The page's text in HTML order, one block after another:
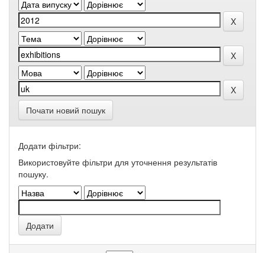
Почати новий пошук
Додати фільтри:
Використовуйте фільтри для уточнення результатів
пошуку.